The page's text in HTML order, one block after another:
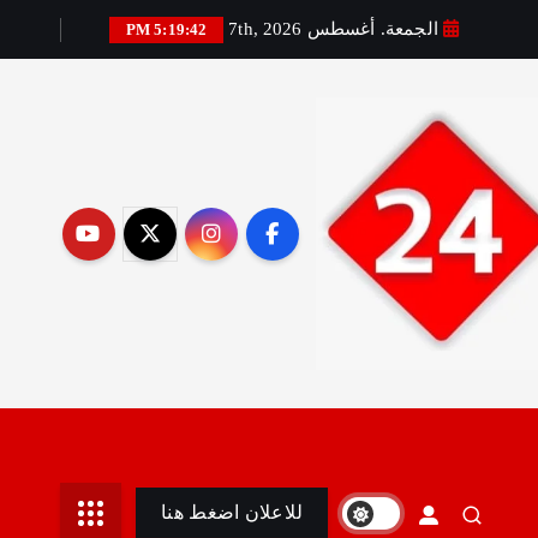
الجمعة. أغسطس 7th, 2026 5:19:43 PM
أمين
للاعلان اضغط هنا